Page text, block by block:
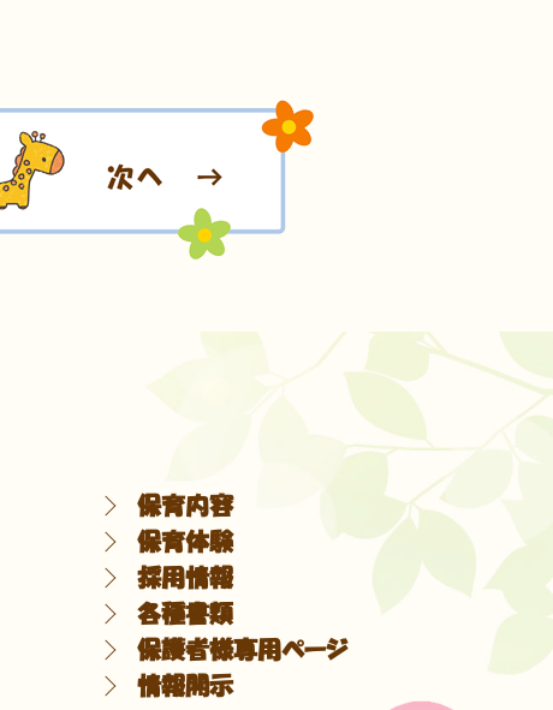
保育内容
保育体験
採用情報
各種書類
保護者様専用ページ
情報開示